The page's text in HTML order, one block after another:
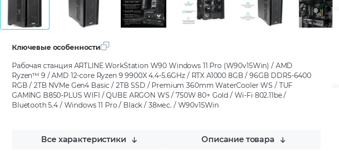
Ключевые особенности
Рабочая станция ARTLINE WorkStation W90 Windows 11 Pro (W90v15Win) / AMD
Ryzen™ 9 / AMD 12-core Ryzen 9 9900X 4.4-5.6GHz / RTX A1000 8GB / 96GB DDR5-6400
RGB / 2TB NVMe Gen4 Basic / 2TB SSD / Premium 360mm WaterCooler WS / TUF
GAMING B850-PLUS WIFI / QUBE ARGON WS / 750W 80+ Gold / Wi-Fi 802.11be /
Bluetooth 5.4 / Windows 11 Pro / Black / 38мес. / W90v15Win
Все характеристики Описание товара